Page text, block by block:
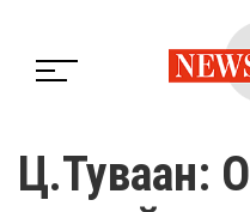
Ц.Туваан: